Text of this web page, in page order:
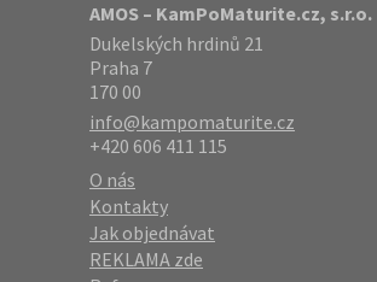
AMOS – KamPoMaturite.cz, s.r.o.
Dukelských hrdinů 21
Praha 7
170 00
info@kampomaturite.cz
+420 606 411 115
O nás
Kontakty
Jak objednávat
REKLAMA zde